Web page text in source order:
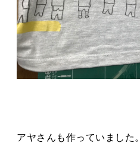
アヤさんも作っていました。